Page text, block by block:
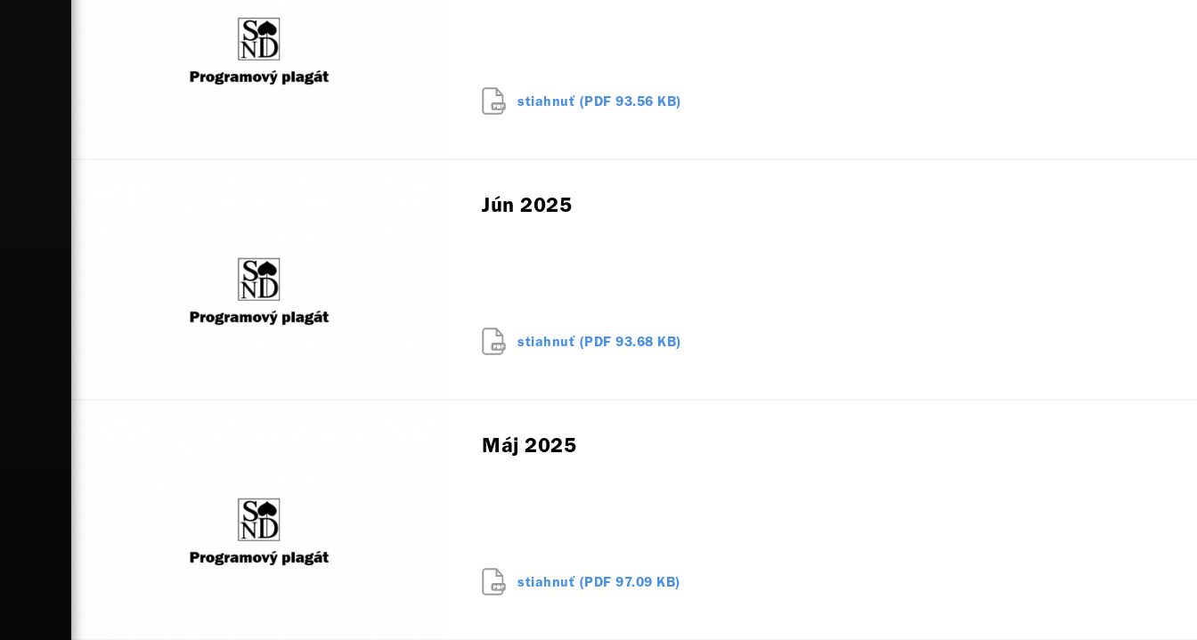
stiahnuť (PDF 93.56 KB)
Jún 2025
stiahnuť (PDF 93.68 KB)
Máj 2025
stiahnuť (PDF 97.09 KB)